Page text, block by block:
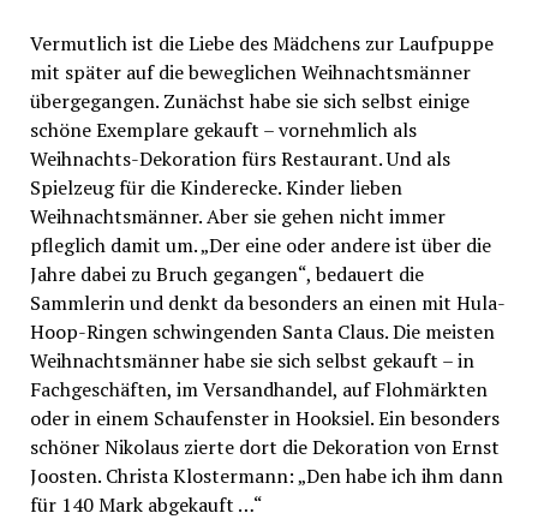
Vermutlich ist die Liebe des Mädchens zur Laufpuppe
mit später auf die beweglichen Weihnachtsmänner
übergegangen. Zunächst habe sie sich selbst einige
schöne Exemplare gekauft – vornehmlich als
Weihnachts-Dekoration fürs Restaurant. Und als
Spielzeug für die Kinderecke. Kinder lieben
Weihnachtsmänner. Aber sie gehen nicht immer
pfleglich damit um. „Der eine oder andere ist über die
Jahre dabei zu Bruch gegangen“, bedauert die
Sammlerin und denkt da besonders an einen mit Hula-
Hoop-Ringen schwingenden Santa Claus. Die meisten
Weihnachtsmänner habe sie sich selbst gekauft – in
Fachgeschäften, im Versandhandel, auf Flohmärkten
oder in einem Schaufenster in Hooksiel. Ein besonders
schöner Nikolaus zierte dort die Dekoration von Ernst
Joosten. Christa Klostermann: „Den habe ich ihm dann
für 140 Mark abgekauft …“